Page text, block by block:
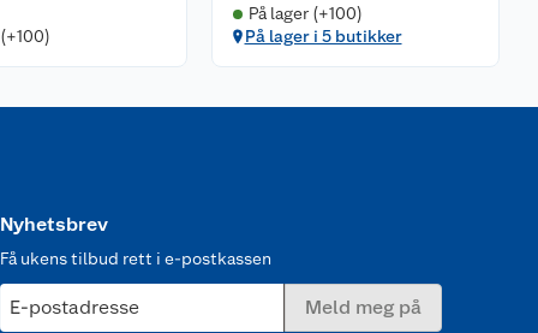
På lager (+100)
På lager i 5 butikker
Nyhetsbrev
Få ukens tilbud rett i e-postkassen
E-postadresse Meld meg på